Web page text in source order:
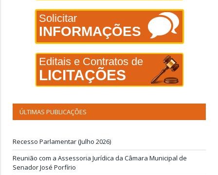
Solicitar
INFORMAÇÕES
Editais e Contratos de
LICITAÇÕES
ÚLTIMAS PUBLICAÇÕES
Recesso Parlamentar (Julho 2026)
Reunião com a Assessoria Jurídica da Câmara Municipal de
Senador José Porfírio